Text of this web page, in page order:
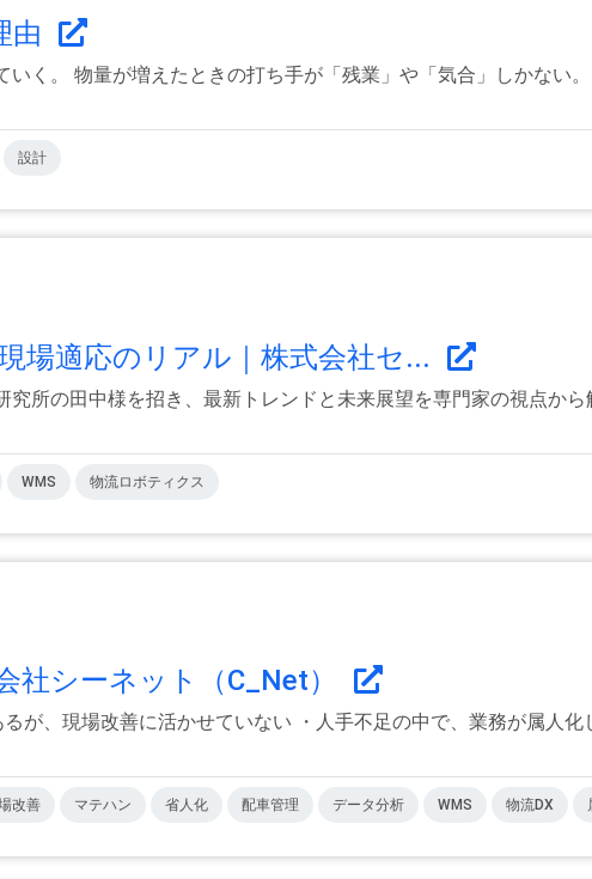
由
く。 物量が増えたときの打ち手が「残業」や「気合」しかない。
設計
場適応のリアル｜株式会社セ...
所の田中様を招き、最新トレンドと未来展望を専門家の視点か
WMS 物流ロボティクス
社シーネット（C_Net）
が、現場改善に活かせていない ・人手不足の中で、業務が属人
改善 マテハン 省人化 配車管理 データ分析 WMS 物流DX